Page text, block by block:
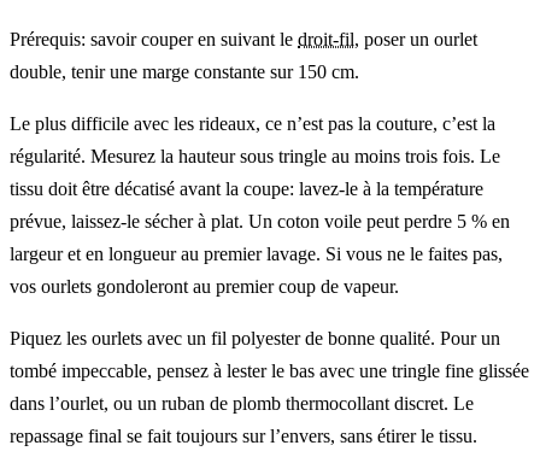
Prérequis: savoir couper en suivant le droit-fil, poser un ourlet
double, tenir une marge constante sur 150 cm.
Le plus difficile avec les rideaux, ce n’est pas la couture, c’est la
régularité. Mesurez la hauteur sous tringle au moins trois fois. Le
tissu doit être décatisé avant la coupe: lavez-le à la température
prévue, laissez-le sécher à plat. Un coton voile peut perdre 5 % en
largeur et en longueur au premier lavage. Si vous ne le faites pas,
vos ourlets gondoleront au premier coup de vapeur.
Piquez les ourlets avec un fil polyester de bonne qualité. Pour un
tombé impeccable, pensez à lester le bas avec une tringle fine glissée
dans l’ourlet, ou un ruban de plomb thermocollant discret. Le
repassage final se fait toujours sur l’envers, sans étirer le tissu.